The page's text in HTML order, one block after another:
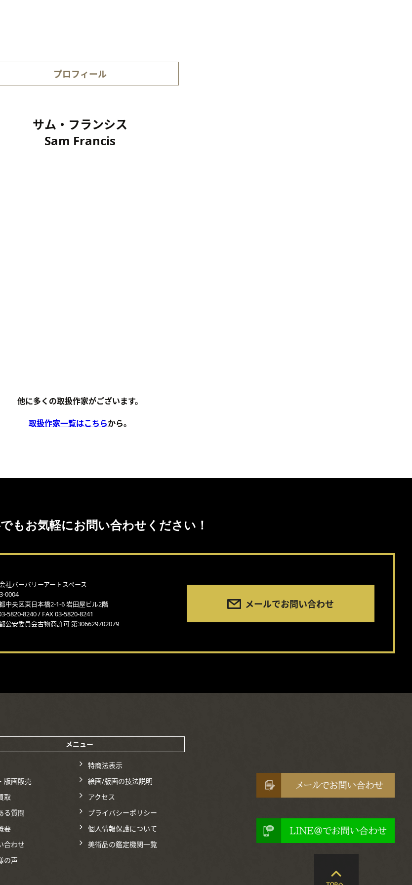
プロフィール
サム・フランシス
Sam Francis
他に多くの取扱作家がございます。
取扱作家一覧はこちらから。
もお気軽にお問い合わせください！
社バーバリーアートスペース
0004
中央区東日本橋2-1-6 岩田屋ビル2階
5820-8240 / FAX 03-5820-8241
公安委員会古物商許可 第306629702079
メールでお問い合わせ
メニュー
特商法表示
版画販売
絵画/版画の技法説明
取
アクセス
る質問
プライバシーポリシー
要
個人情報保護について
合わせ
美術品の鑑定機関一覧
の声